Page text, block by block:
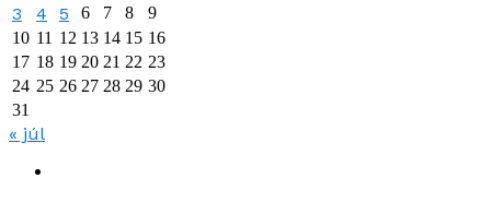
3 4 5 6 7 8
9
10 11 12 13 14 15 16
17 18 19 20 21 22 23
24 25 26 27 28 29 30
31
« júl